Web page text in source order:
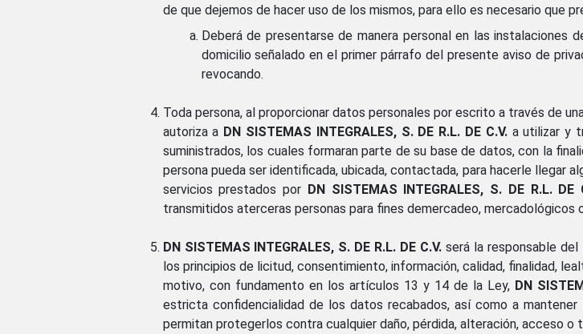
de que dejemos de hacer uso de los mismos, para ello es necesario que
Deberá de presentarse de manera personal en las instalaciones
domicilio señalado en el primer párrafo del presente aviso de
revocando.
Toda persona, al proporcionar datos personales por escrito a través de
autoriza a DN SISTEMAS INTEGRALES, S. DE R.L. DE C.V.a utilizar y
suministrados, los cuales formaran parte de su base de datos, con la
persona pueda ser identificada, ubicada, contactada, para hacerle llegar
servicios prestados por DN SISTEMAS INTEGRALES, S. DE R.L. DE
transmitidos aterceras personas para fines demercadeo, mercadológicos
DN SISTEMAS INTEGRALES, S. DE R.L. DE C.V. será la responsable
los principios de licitud, consentimiento, información, calidad, finalidad,
motivo, con fundamento en los artículos 13 y 14 de la Ley, DN
estricta confidencialidad de los datos recabados, así como a
permitan protegerlos contra cualquier daño, pérdida, alteración, acceso